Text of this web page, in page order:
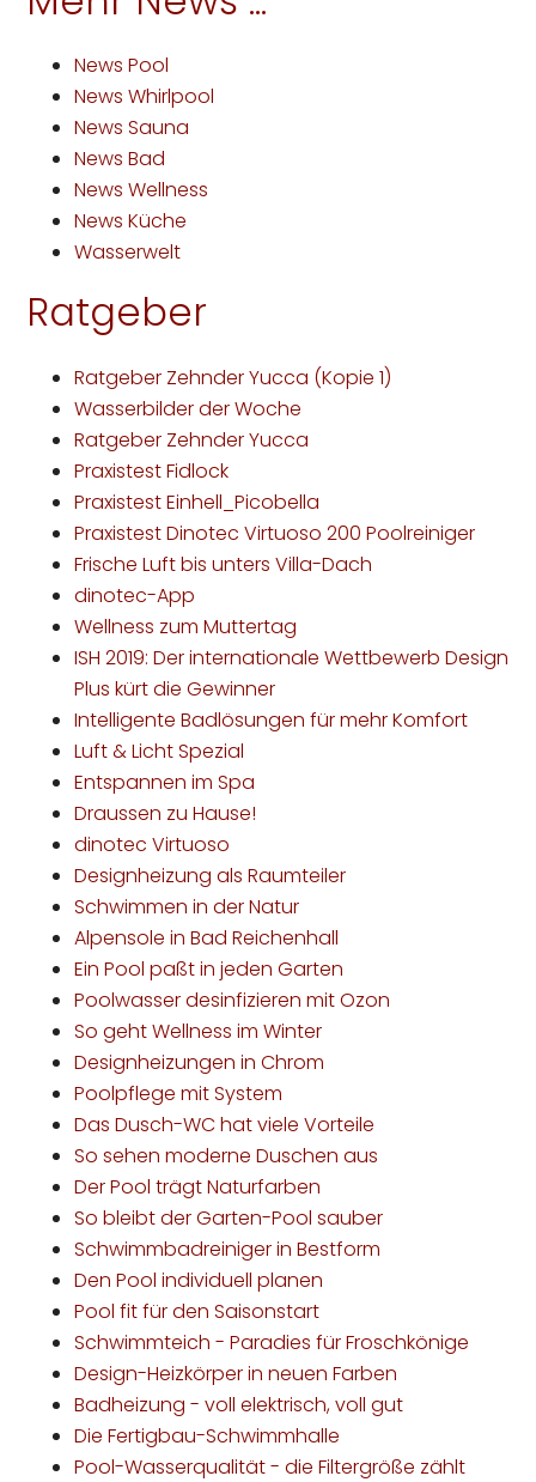
News Pool
News Whirlpool
News Sauna
News Bad
News Wellness
News Küche
Wasserwelt
Ratgeber
Ratgeber Zehnder Yucca (Kopie 1)
Wasserbilder der Woche
Ratgeber Zehnder Yucca
Praxistest Fidlock
Praxistest Einhell_Picobella
Praxistest Dinotec Virtuoso 200 Poolreiniger
Frische Luft bis unters Villa-Dach
dinotec-App
Wellness zum Muttertag
ISH 2019: Der internationale Wettbewerb Design
Plus kürt die Gewinner
Intelligente Badlösungen für mehr Komfort
Luft & Licht Spezial
Entspannen im Spa
Draussen zu Hause!
dinotec Virtuoso
Designheizung als Raumteiler
Schwimmen in der Natur
Alpensole in Bad Reichenhall
Ein Pool paßt in jeden Garten
Poolwasser desinfizieren mit Ozon
So geht Wellness im Winter
Designheizungen in Chrom
Poolpflege mit System
Das Dusch-WC hat viele Vorteile
So sehen moderne Duschen aus
Der Pool trägt Naturfarben
So bleibt der Garten-Pool sauber
Schwimmbadreiniger in Bestform
Den Pool individuell planen
Pool fit für den Saisonstart
Schwimmteich - Paradies für Froschkönige
Design-Heizkörper in neuen Farben
Badheizung - voll elektrisch, voll gut
Die Fertigbau-Schwimmhalle
Pool-Wasserqualität - die Filtergröße zählt